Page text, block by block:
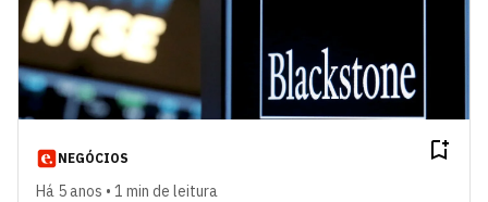
NEGÓCIOS
Há 5 anos • 1 min de leitura